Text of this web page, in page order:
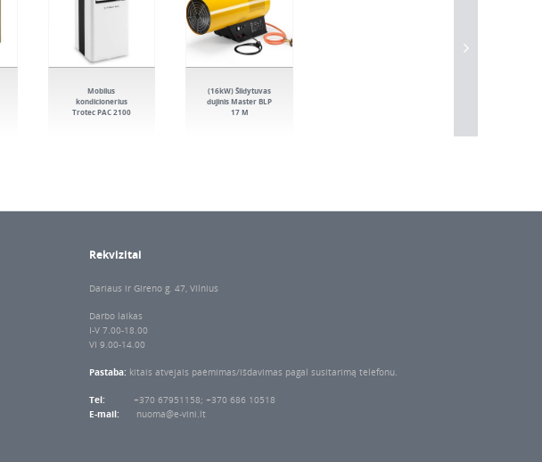
Mobilus
kondicionerius
Trotec PAC 2100
(16kW) Šildytuvas
dujinis Master BLP
17 M
Rekvizitai
Dariaus ir Gireno g. 47, Vilnius
Darbo laikas
I-V 7.00-18.00
VI 9.00-14.00
Pastaba: kitais atvejais paėmimas/išdavimas pagal susitarimą telefonu.
Tel:
+370 67951158; +370 686 10518
E-mail:
nuoma@e-vini.lt